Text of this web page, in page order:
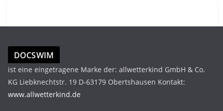
DOCSWIM
ist eine eingetragene Marke der: allwetterkind GmbH & Co.
KG Liebknechtstr. 19 D-63179 Obertshausen Kontakt:
www.allwetterkind.de